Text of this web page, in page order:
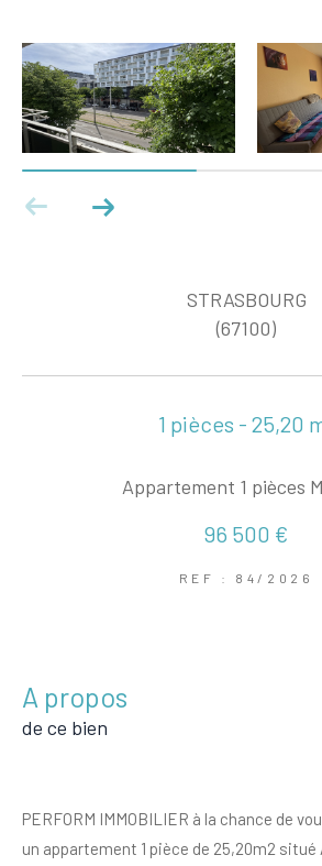
STRASBOURG
(67100)
1 pièces - 25,20
Appartement 1 pièces
96 500 €
REF : 84/2026
a propos
de ce bien
PERFORM IMMOBILIER à la chance de
un appartement 1 pièce de 25,20m2 situé